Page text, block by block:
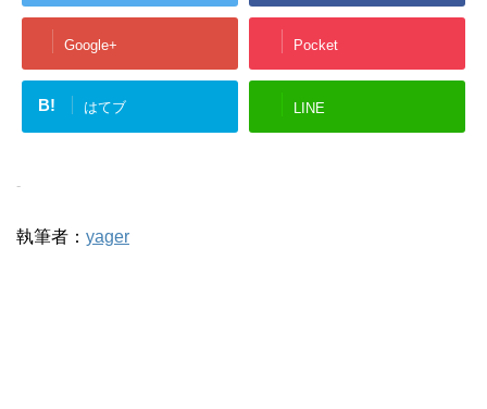
Google+ Pocket
B! はてブ LINE
-
執筆者： yager